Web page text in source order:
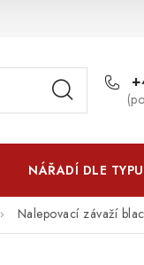
údajú
NÁŘADÍ DLE
Nalepovací závaží